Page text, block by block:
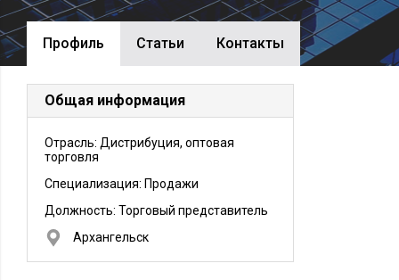
Профиль Cтатьи Контакты
Общая информация
Отрасль: Дистрибуция, оптовая
торговля
Специализация: Продажи
Должность: Торговый представитель
Архангельск